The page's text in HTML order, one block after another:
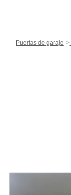
Puertas de garaje